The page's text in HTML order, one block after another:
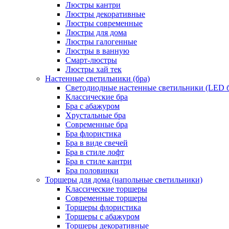
Люстры кантри
Люстры декоративные
Люстры современные
Люстры для дома
Люстры галогенные
Люстры в ванную
Смарт-люстры
Люстры хай тек
Настенные светильники (бра)
Светодиодные настенные светильники (LED
Классические бра
Бра с абажуром
Хрустальные бра
Современные бра
Бра флористика
Бра в виде свечей
Бра в стиле лофт
Бра в стиле кантри
Бра половинки
Торшеры для дома (напольные светильники)
Классические торшеры
Современные торшеры
Торшеры флористика
Торшеры с абажуром
Торшеры декоративные